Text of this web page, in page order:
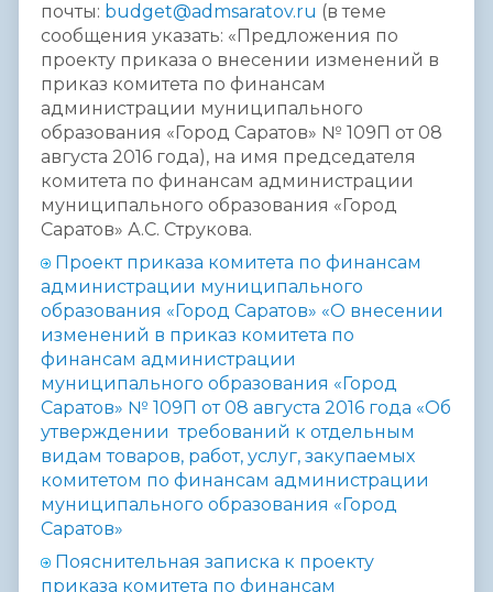
почты: budget@admsaratov.ru (в теме
сообщения указать: «Предложения по
проекту приказа о внесении изменений в
приказ комитета по финансам
администрации муниципального
образования «Город Саратов» № 109П от 08
августа 2016 года), на имя председателя
комитета по финансам администрации
муниципального образования «Город
Саратов» А.С. Струкова.
Проект приказа комитета по финансам
администрации муниципального
образования «Город Саратов» «О внесении
изменений в приказ комитета по
финансам администрации
муниципального образования «Город
Саратов» № 109П от 08 августа 2016 года «Об
утверждении требований к отдельным
видам товаров, работ, услуг, закупаемых
комитетом по финансам администрации
муниципального образования «Город
Саратов»
Пояснительная записка к проекту
приказа комитета по финансам